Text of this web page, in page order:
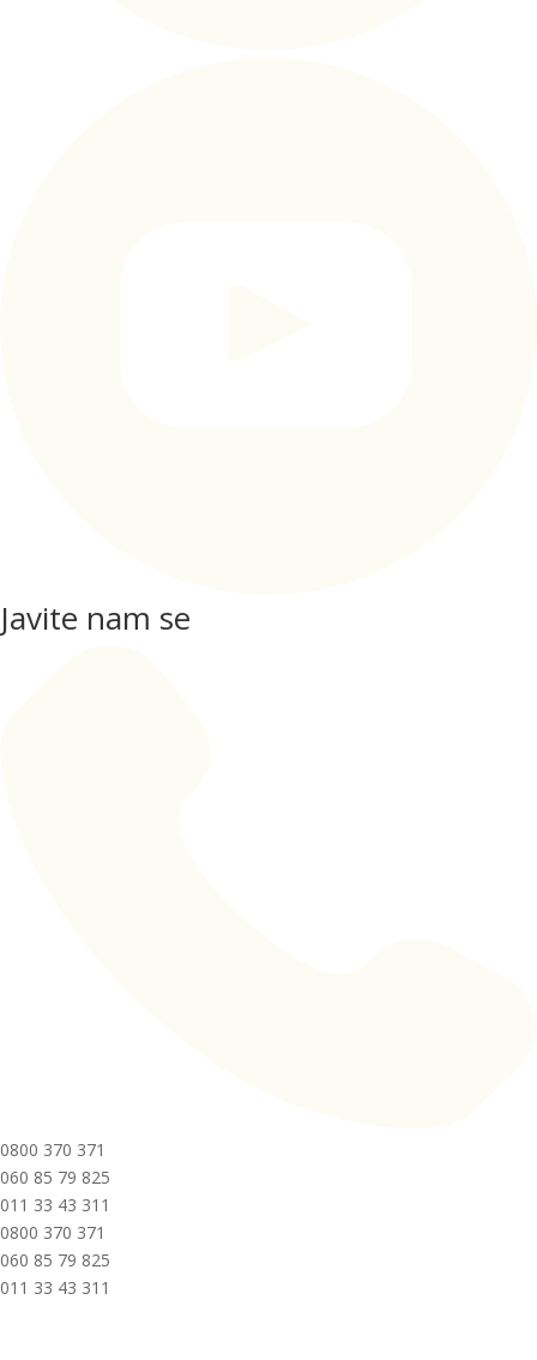
Javite nam se
0800 370 371
060 85 79 825
011 33 43 311
0800 370 371
060 85 79 825
011 33 43 311